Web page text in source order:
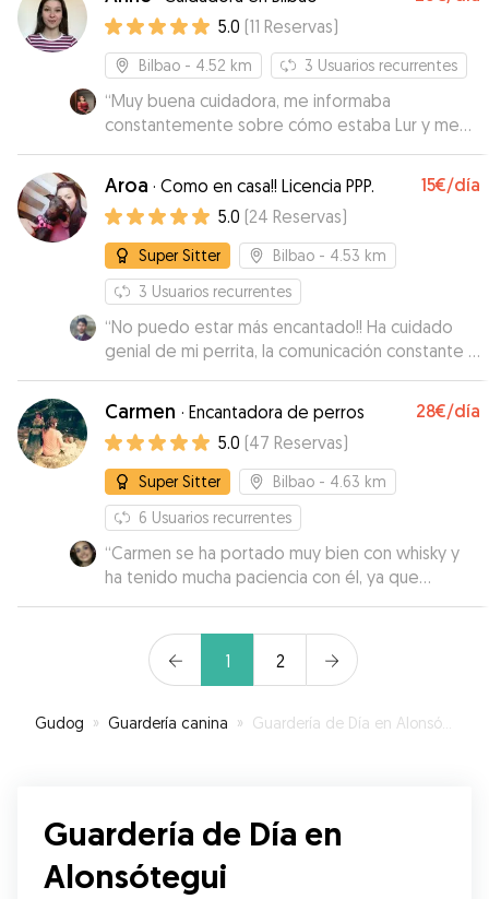
constantemente informada con mensajes y
vídeos, sin duda repetiremos 😉i
5.0 (11 Reservas)
Bilbao - 4.52 km 3 Usuarios recurrentes
“Muy buena cuidadora, me informaba
constantemente sobre cómo estaba Lur y me
mandaba fotos. Lur ha vuelto tranquila y
contenta, señal de que ha estado muy a gusto
con Anne.”
Aroa · Como en casa!! Licencia PPP. 15€/día
5.0 (24 Reservas)
Super Sitter Bilbao - 4.53 km
3 Usuarios recurrentes
“No puedo estar más encantado!! Ha cuidado
genial de mi perrita, la comunicación constante y
siempre atenta para que supiese cómo estaba.
Me he quedado muy tranquilo sabiendo que
Maddi estaba en buenas manos y ella ha
quedado encantada. Para repetir seguro!! ☺️
Carmen · Encantadora de perros 28€/día
5.0 (47 Reservas)
Super Sitter Bilbao - 4.63 km
6 Usuarios recurrentes
“Carmen se ha portado muy bien con whisky y
ha tenido mucha paciencia con él, ya que
todavía es un poco reactivo y era la primera vez
Muy agradecida!
1 2
Gudog » Guardería canina » Guardería de Día en Alonsótegui
Guardería de Día en
Alonsótegui